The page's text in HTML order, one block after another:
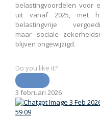
belastingvoordelen voor
uit vanaf 2025, met
belastingvrije
maar sociale
blijven ongewijzigd.
Do you like it?
3 februari 2026